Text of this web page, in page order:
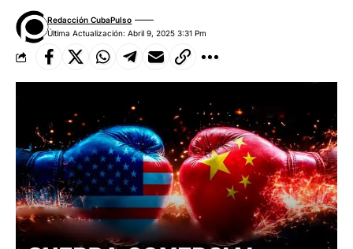
Última Actualización: Abril 9, 2025 3:31 Pm
Redacción CubaPulso